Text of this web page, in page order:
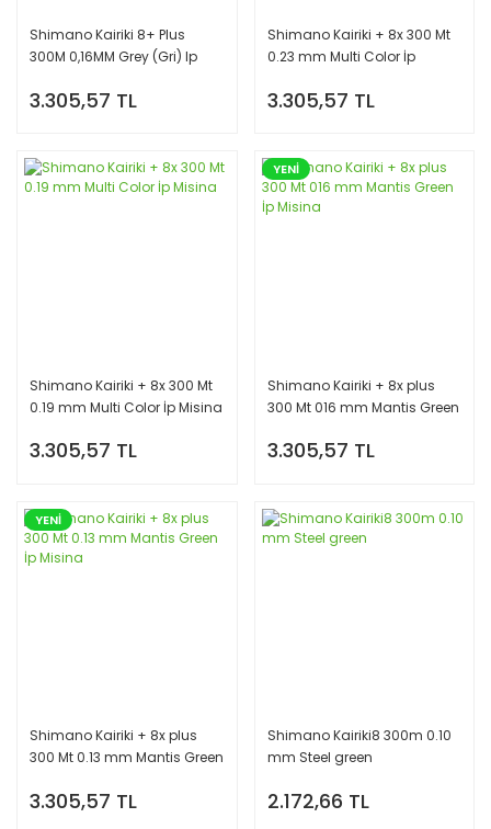
Shimano Kairiki 8+ Plus
300M 0,16MM Grey (Gri) Ip
3.305,57 TL
Shimano Kairiki + 8x 300 Mt
0.23 mm Multi Color İp
3.305,57 TL
Shimano Kairiki + 8x 300 Mt
0.19 mm Multi Color İp Misina
3.305,57 TL
YENİ
Shimano Kairiki + 8x plus
300 Mt 016 mm Mantis Green
3.305,57 TL
YENİ
Shimano Kairiki + 8x plus
300 Mt 0.13 mm Mantis Green
3.305,57 TL
Shimano Kairiki8 300m 0.10
mm Steel green
2.172,66 TL